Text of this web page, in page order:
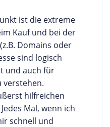
ist die extreme
Kauf und bei der
Domains oder
sind logisch
und auch für
verstehen.
hilfreichen
Mal, wenn ich
schnell und